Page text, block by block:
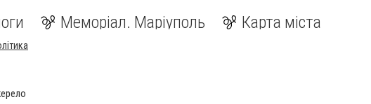
Меморіал. Маріуполь Карта міста